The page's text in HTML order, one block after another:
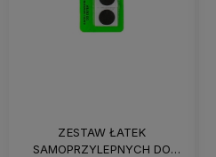
ZESTAW ŁATEK
SAMOPRZYLEPNYCH DO